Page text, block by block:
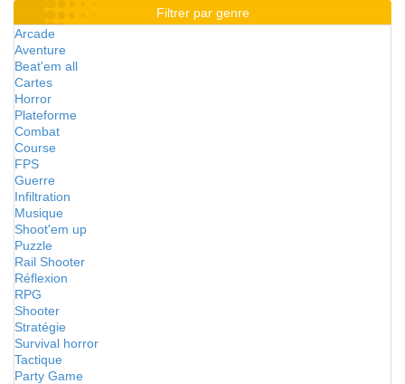
Filtrer par genre
Arcade
Aventure
Beat'em all
Cartes
Horror
Plateforme
Combat
Course
FPS
Guerre
Infiltration
Musique
Shoot'em up
Puzzle
Rail Shooter
Réflexion
RPG
Shooter
Stratégie
Survival horror
Tactique
Party Game